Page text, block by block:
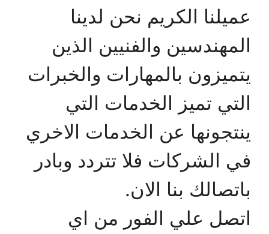
عميلنا الكريم نحن لدينا
المهندسين والفنيين الذين
يتميزون بالمهارات والخبرات
التي تميز الخدمات التي
ينتجونها عن الخدمات الاخري
في الشركات فلا تتردد وبادر
باتصالك بنا الان.
اتصل علي الفور من اي